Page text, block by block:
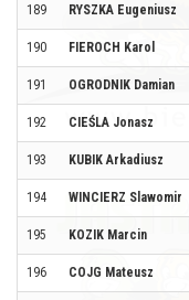
189 RYSZKA Eugeniusz
190 FIEROCH Karol
191 OGRODNIK Damian
192 CIEŚLA Jonasz
193 KUBIK Arkadiusz
194 WINCIERZ Slawomir
195 KOZIK Marcin
196 COJG Mateusz